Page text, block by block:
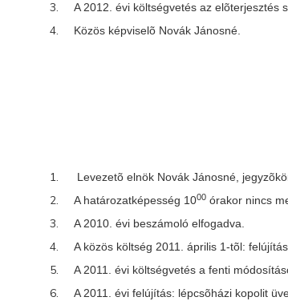
A 2012. évi költségvetés az elõterjesztés
Közös képviselõ Novák Jánosné.
Levezetõ elnök Novák Jánosné,
A határozatképesség 1000 órakor nincs
A 2010. évi beszámoló elfogadva.
A közös költség 2011. április 1-tõl:
A 2011. évi költségvetés a fenti
A 2011. évi felújítás: lépcsõházi kopolit